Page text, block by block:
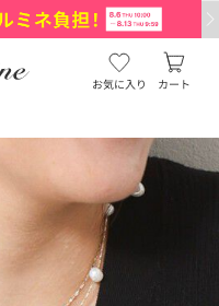
お気に入り カート